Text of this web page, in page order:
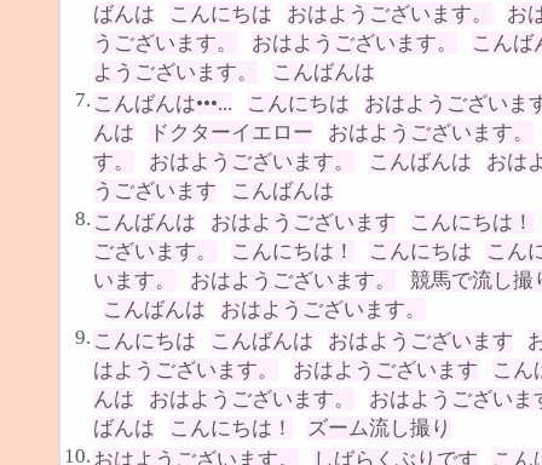
ばんは
こんにちは おはようございます。
お
うございます。
おはようございます。
こんば
ようございます。
こんばんは
7. こんばんは•••... こんにちは
おはようございま
んは
ドクターイエロー
おはようございます。
す。
おはようございます。 こんばんは
おは
うございます
こんばんは
8. こんばんは おはようございます
こんにちは！
ございます。
こんにちは！ こんにちは
こん
います。
おはようございます。
競馬で流し撮
こんばんは
おはようございます。
9. こんにちは こんばんは おはようございます
はようございます。
おはようございます
こん
んは
おはようございます。
おはようございま
ばんは
こんにちは！
ズーム流し撮り
10. おはようございます。 しばらくぶりです
こん